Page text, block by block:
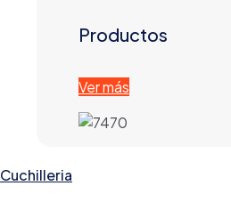
Productos
Ver más
Cuchilleria